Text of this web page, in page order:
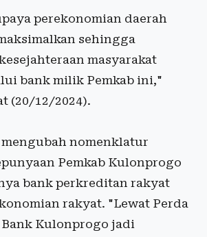
perekonomian daerah
sehingga
masyarakat
bank milik Pemkab ini,"
(20/12/2024).
nomenklatur
Pemkab Kulonprogo
bank perkreditan rakyat
rakyat. "Lewat Perda
Kulonprogo jadi